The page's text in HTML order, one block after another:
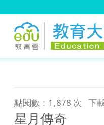
點閱數：1,878 次 下
星月傳奇